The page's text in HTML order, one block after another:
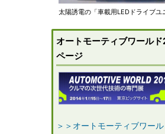
太陽誘電の「車載用LEDドライブユ
オートモーティブワール
ページ
＞＞オートモーティブワー